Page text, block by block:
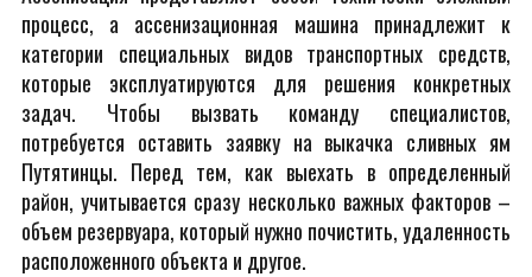
процесс, а ассенизационная машина принадлежит к
категории специальных видов транспортных средств,
которые эксплуатируются для решения конкретных
задач. Чтобы вызвать команду специалистов,
потребуется оставить заявку на выкачка сливных ям
Путятинцы. Перед тем, как выехать в определенный
район, учитывается сразу несколько важных факторов –
объем резервуара, который нужно почистить, удаленность
расположенного объекта и другое.